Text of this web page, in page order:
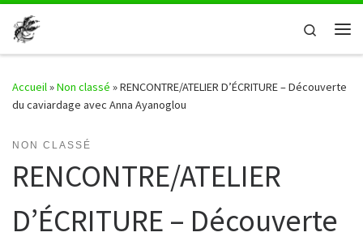
Passer au contenu
Search
Accueil»Non classé »RENCONTRE/ATELIER D’ÉCRITURE – Découverte
du caviardage avec Anna Ayanoglou
NON CLASSÉ
RENCONTRE/ATELIER
D’ÉCRITURE – Découverte